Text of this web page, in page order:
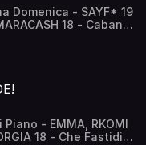
18 - Cabana
15 - Per
-